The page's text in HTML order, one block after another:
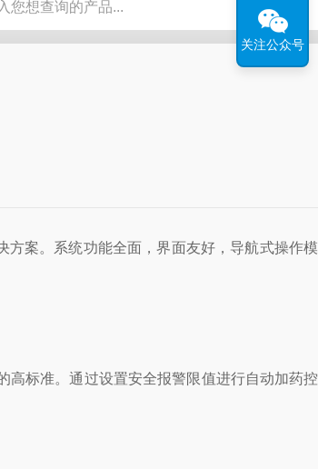
仪 PG系列便携式多组分气体监测仪 DRY-
案。系统功能全面，界面友好，导航式操作
标准。通过设置安全报警限值进行自动加药
关注公众号